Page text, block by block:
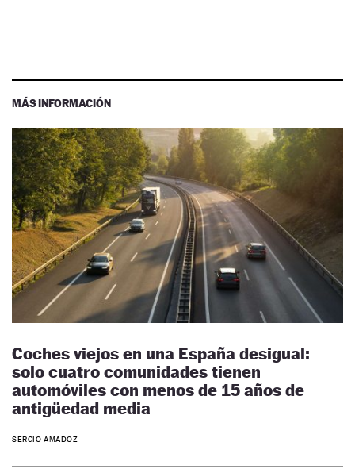
MÁS INFORMACIÓN
Coches viejos en una España desigual:
solo cuatro comunidades tienen
automóviles con menos de 15 años de
antigüedad media
SERGIO AMADOZ